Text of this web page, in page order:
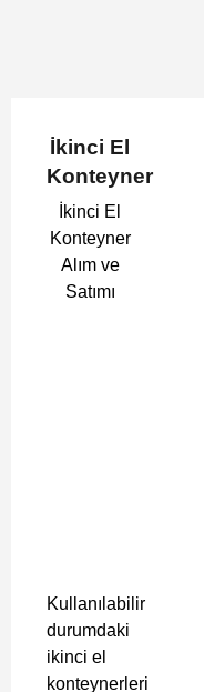
İkinci El
Konteyner
İkinci El
Konteyner
Alım ve
Satımı
Kullanılabilir
durumdaki
ikinci el
konteynerleri